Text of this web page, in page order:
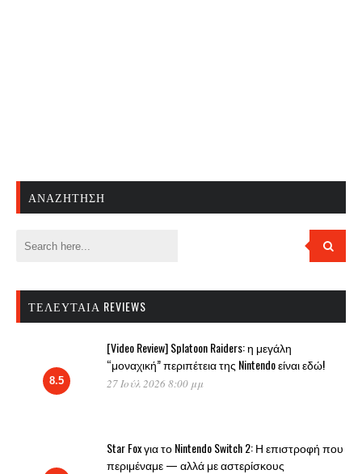
ΑΝΑΖΉΤΗΣΗ
ΤΕΛΕΥΤΑΊΑ REVIEWS
8.5
[Video Review] Splatoon Raiders: η μεγάλη
“μοναχική” περιπέτεια της Nintendo είναι εδώ!
27 Ιούλ 2026 8:00 μμ
Star Fox για το Nintendo Switch 2: Η επιστροφή που
περιμέναμε — αλλά με αστερίσκους